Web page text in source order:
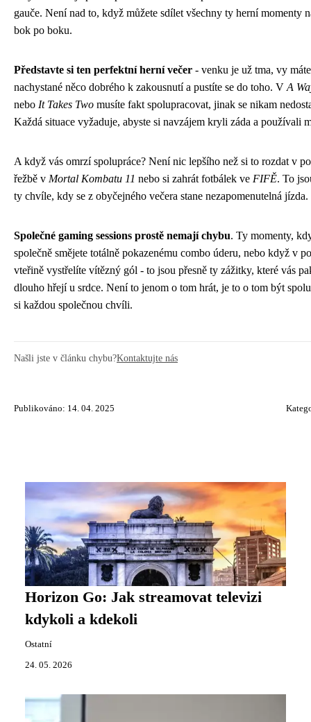
gauče. Není nad to, když můžete sdílet všechny ty herní momenty
bok po boku.
Představte si ten perfektní herní večer - venku je už tma, vy máte
nachystané něco dobrého k zakousnutí a pustíte se do toho. V A
nebo It Takes Two musíte fakt spolupracovat, jinak se nikam
Každá situace vyžaduje, abyste si navzájem kryli záda a používali
A když vás omrzí spolupráce? Není nic lepšího než si to rozdat v
řežbě v Mortal Kombatu 11 nebo si zahrát fotbálek ve FIFĚ. To
ty chvíle, kdy se z obyčejného večera stane nezapomenutelná jízda.
Společné gaming sessions prostě nemají chybu. Ty momenty,
společně smějete totálně pokazenému combo úderu, nebo když v
vteřině vystřelíte vítězný gól - to jsou přesně ty zážitky, které vás
dlouho hřejí u srdce. Není to jenom o tom hrát, je to o tom být
si každou společnou chvíli.
Našli jste v článku chybu?Kontaktujte nás
Publikováno: 14. 04. 2025
Horizon Go: Jak streamovat televizi
kdykoli a kdekoli
Ostatní
24. 05. 2026